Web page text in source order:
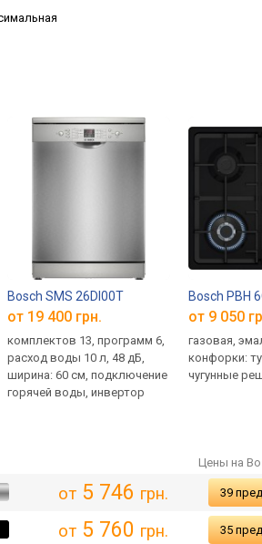
Bosch SMS 26DI00T
от 19 400 грн.
комплектов 13, программ 6,
расход воды 10 л, 48 дБ,
ширина: 60 см, подключение
горячей воды, инвертор
Bosch PBH
от 9 050
газовая,
конфорки:
чугунные
Цены на
от5 746 грн. 39
от5 760 грн. 35